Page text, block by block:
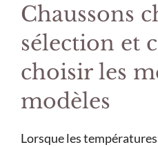
Chaussons
sélection et
choisir les
modèles
Lorsque les